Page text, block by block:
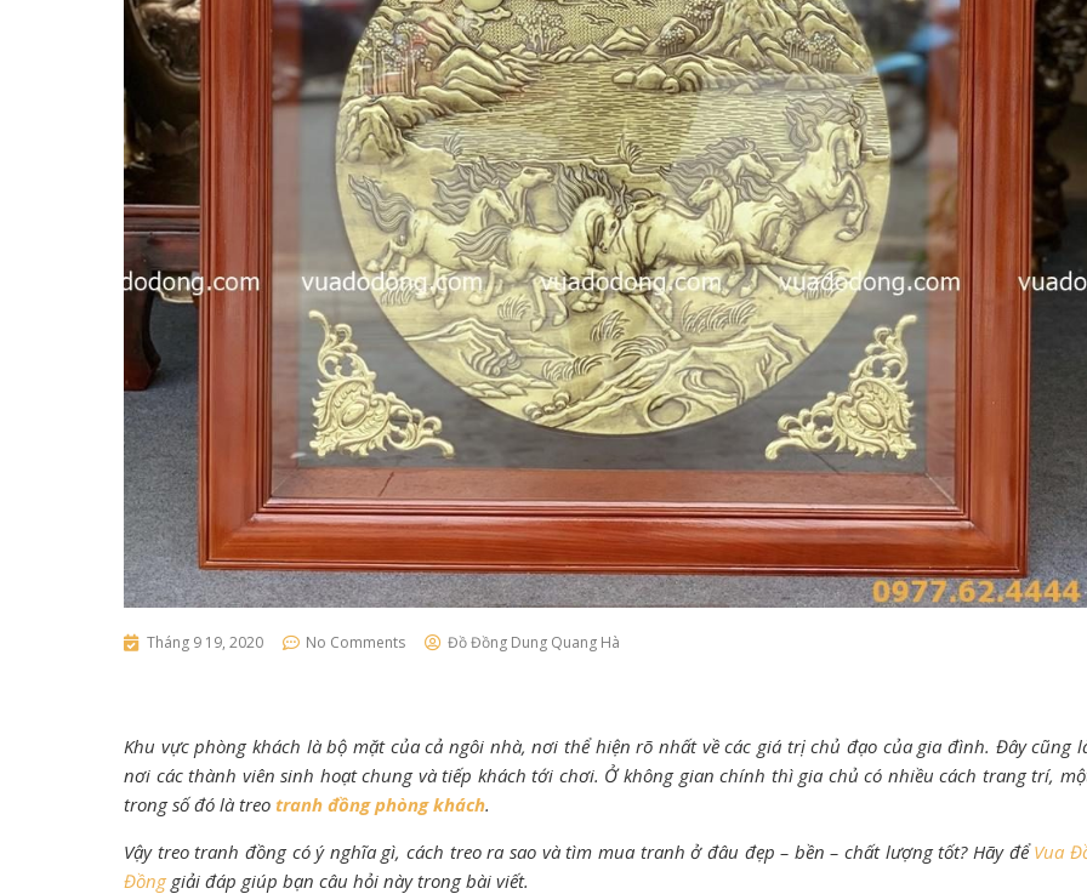
Tháng 9 19, 2020 No Comments Đồ Đồng Dung Quang Hà
Khu vực phòng khách là bộ mặt của cả ngôi nhà, nơi thể hiện rõ nhất về các giá trị chủ đạo của gia đình. Đây cũng
nơi các thành viên sinh hoạt chung và tiếp khách tới chơi. Ở không gian chính thì gia chủ có nhiều cách trang trí,
trong số đó là treo tranh đồng phòng khách.
Vậy treo tranh đồng có ý nghĩa gì, cách treo ra sao và tìm mua tranh ở đâu đẹp – bền – chất lượng tốt? Hãy đểVua
Đồnggiải đáp giúp bạn câu hỏi này trong bài viết.